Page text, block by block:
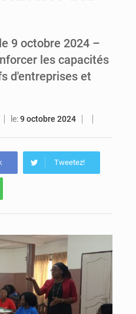
Bénin : Le CEG La Verdure de Ouèdo fait sa mue pour la rentrée
9 octobre 2024 –
les capacités
d'entreprises et
le:9 octobre 2024
Tweetez!